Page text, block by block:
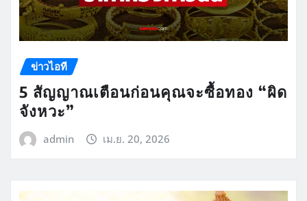
ข่าวไอที
5 สัญญาณเตือนก่อนคุณจะซื้อทอง “ผิด
จังหวะ”
admin เม.ย. 20, 2026